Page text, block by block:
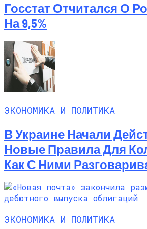
Госстат Отчитался О
На 9,5%
ЭКОНОМИКА И ПОЛИТИКА
В Украине Начали
Новые Правила Для
Как С Ними
ЭКОНОМИКА И ПОЛИТИКА